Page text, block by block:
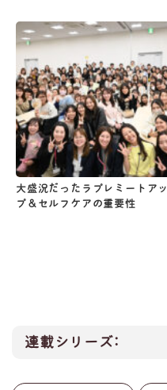
大盛況だったラプレミートアッ
プ＆セルフケアの重要性
連載シリーズ: